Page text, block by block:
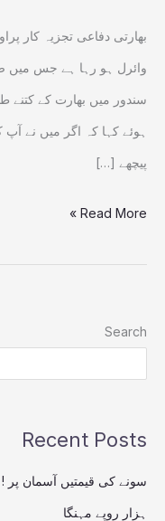
بھارتی دفاعی تجزیہ کار
وائرل ہو رہا ہے جس میں
سندور میں بھارت کے کتنے
ہوئے کہا کہ اگر میں نے آپ
پیچھے […]
بچانا
مشکل
بھارتی
Read More »
Search
Recent Posts
ہزار روپے مہنگا